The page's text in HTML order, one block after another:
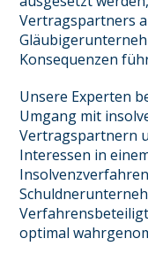
Vertragspartners
Konsequenzen
Unsere Experten
Umgang mit
Vertragspartnern
Interessen in
optimal